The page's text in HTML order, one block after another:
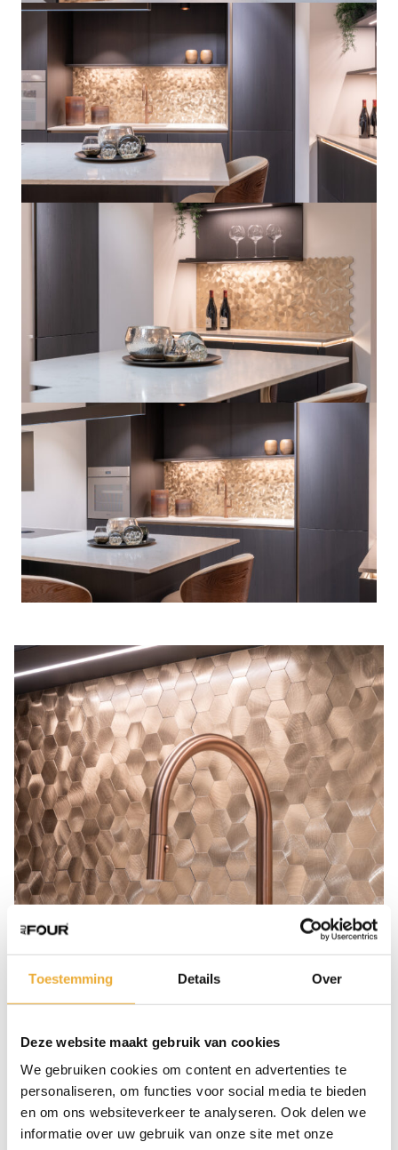
Toestemming Details Over
Deze website maakt gebruik van cookies
We gebruiken cookies om content en advertenties te
personaliseren, om functies voor social media te bieden
en om ons websiteverkeer te analyseren. Ook delen we
informatie over uw gebruik van onze site met onze